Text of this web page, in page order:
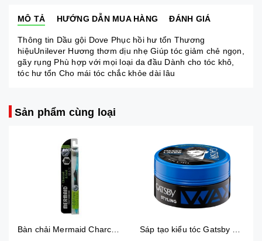
MÔ TẢ HƯỚNG DẪN MUA HÀNG ĐÁNH GIÁ
Thông tin Dầu gội Dove Phục hồi hư tổn Thương
hiệuUnilever Hương thơm dịu nhẹ Giúp tóc giảm chẻ ngọn,
gãy rụng Phù hợp với mọi loại da đầu Dành cho tóc khô,
tóc hư tổn Cho mái tóc chắc khỏe dài lâu
Sản phẩm cùng loại